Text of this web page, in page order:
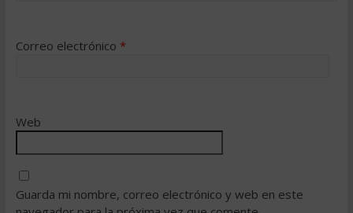
Correo electrónico *
Web
Guarda mi nombre, correo electrónico y web en este